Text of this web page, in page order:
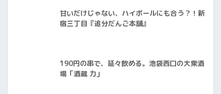
甘いだけじゃない、ハイボールにも合う？！新
宿三丁目『追分だんご本舗』
190円の串で、延々飲める。池袋西口の大衆酒
場「酒蔵 力」